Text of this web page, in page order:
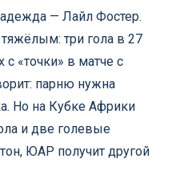
— Лайл Фостер.
три гола в 27
«точки» в матче с
парню нужна
Но на Кубке Африки
и две голевые
ЮАР получит другой